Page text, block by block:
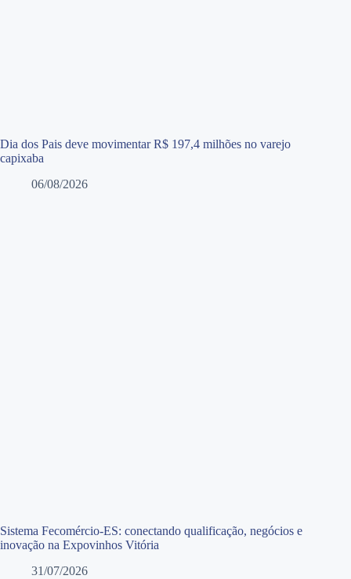
Dia dos Pais deve movimentar R$ 197,4 milhões no varejo
capixaba
06/08/2026
Sistema Fecomércio-ES: conectando qualificação, negócios e
inovação na Expovinhos Vitória
31/07/2026